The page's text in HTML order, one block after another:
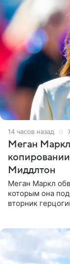
14 часов назад
Меган
Миддлтон
Меган Маркл
которым она
вторник